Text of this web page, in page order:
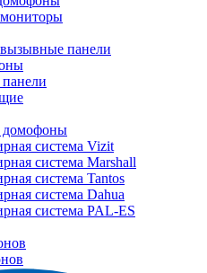
панели
домофоны
система Vizit
система Marshall
система Tantos
система Dahua
система PAL-ES